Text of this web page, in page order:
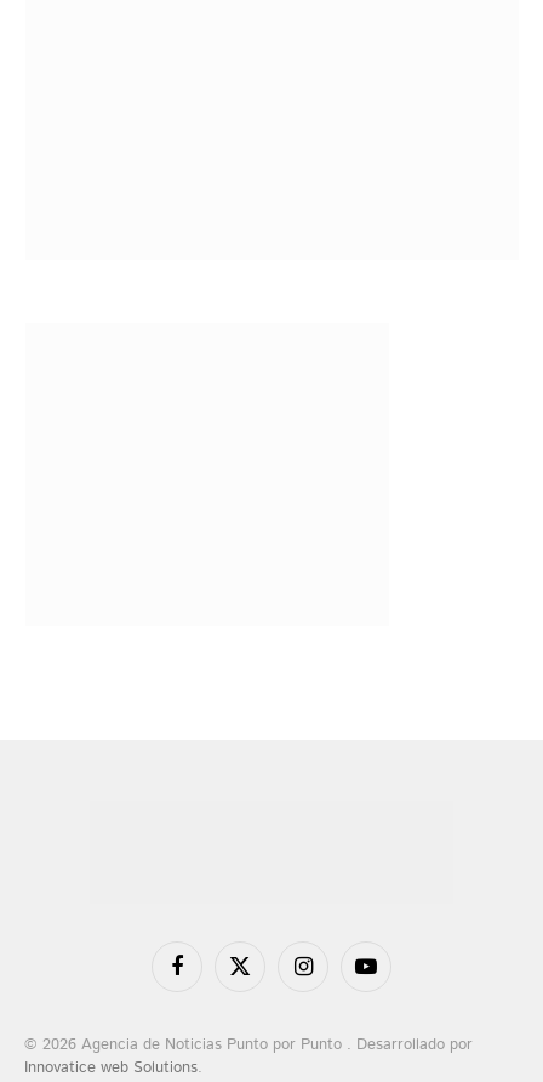
FacebookX
InstagramYouTube
© 2026 Agencia de Noticias Punto por Punto . Desarrollado por
Innovatice web Solutions.